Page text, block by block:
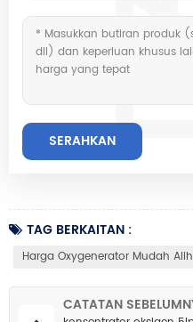
TAG BERKAITAN :
Harga Oxygenerator Mudah Alih
CATATAN